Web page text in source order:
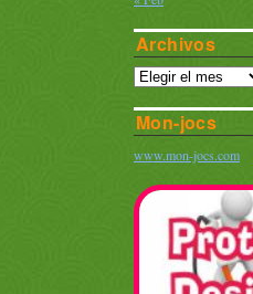
Archivos
Mon-jocs
www.mon-jocs.com